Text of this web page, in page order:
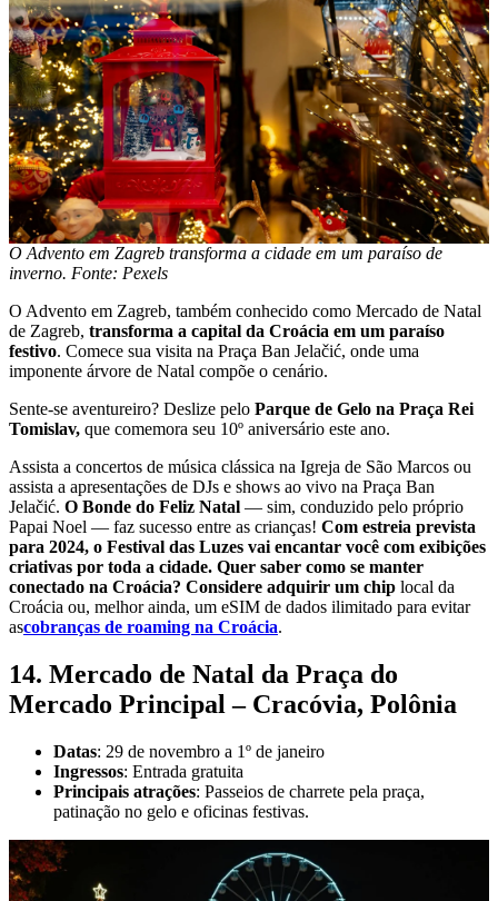
O Advento em Zagreb transforma a cidade em um paraíso de
inverno. Fonte: Pexels
O Advento em Zagreb, também conhecido como Mercado de Natal
de Zagreb, transforma a capital da Croácia em um paraíso
festivo. Comece sua visita na Praça Ban Jelačić, onde uma
imponente árvore de Natal compõe o cenário.
Sente-se aventureiro? Deslize pelo Parque de Gelo na Praça Rei
Tomislav, que comemora seu 10º aniversário este ano.
Assista a concertos de música clássica na Igreja de São Marcos ou
assista a apresentações de DJs e shows ao vivo na Praça Ban
Jelačić. O Bonde do Feliz Natal — sim, conduzido pelo próprio
Papai Noel — faz sucesso entre as crianças! Com estreia prevista
para 2024, o Festival das Luzes vai encantar você com exibições
criativas por toda a cidade. Quer saber como se manter
conectado na Croácia? Considere adquirir um chip local da
Croácia ou, melhor ainda, um eSIM de dados ilimitado para evitar
ascobranças de roaming na Croácia.
14. Mercado de Natal da Praça do
Mercado Principal – Cracóvia, Polônia
Datas: 29 de novembro a 1º de janeiro
Ingressos: Entrada gratuita
Principais atrações: Passeios de charrete pela praça,
patinação no gelo e oficinas festivas.